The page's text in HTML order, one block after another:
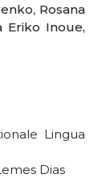
, Rosana
Eriko Inoue,
Lingua
Dias